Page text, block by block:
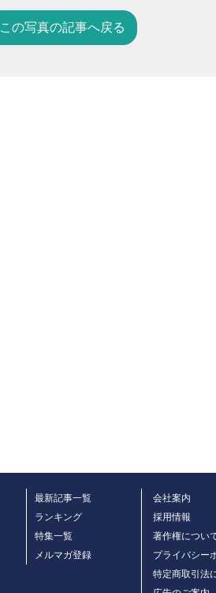
この写真の記事へ戻る
最新記事一覧
ランキング
特集一覧
メルマガ登録
会社案内
採用情報
著作権につい
プライバシー
特定商取引法